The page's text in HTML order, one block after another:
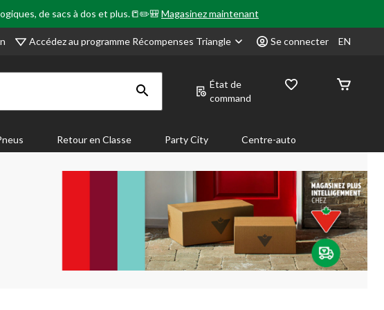
de sacs à dos et plus.📒✏️🎒Magasinez maintenant
Accédez au programme Récompenses Triangle Se connecter EN
État de
command
Retour en Classe Party City Centre-auto